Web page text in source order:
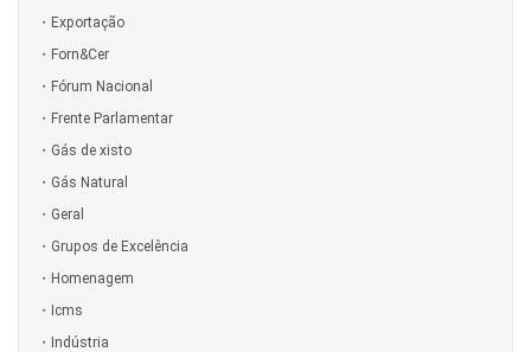
Exportação
Forn&Cer
Fórum Nacional
Frente Parlamentar
Gás de xisto
Gás Natural
Geral
Grupos de Excelência
Homenagem
Icms
Indústria